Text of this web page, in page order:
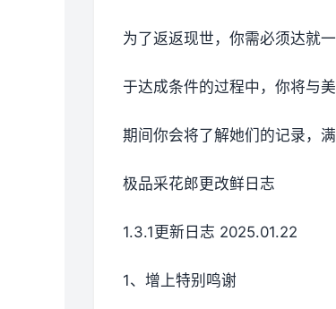
为了返返现世，你需必须达就一
于达成条件的过程中， 你将与
期间你会将了解她们的记录，
极品采花郎更改鲜日志
1.3.1更新日志 2025.01.22
1、增上特别鸣谢